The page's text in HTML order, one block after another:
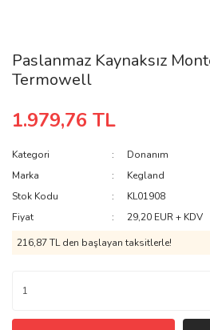
Paslanmaz Kaynaksız
Termowell
1.979,76 TL
Kategori
Donanım
Marka
Kegland
Stok Kodu
KL01908
Fiyat
29,20 EUR + KDV
216,87 TL den başlayan taksitlerle!